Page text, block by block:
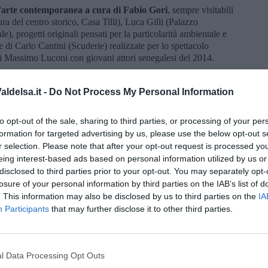
- Do Not Process My Personal Information
opt-out of the sale, sharing to third parties, or processing of your
for targeted advertising by us, please use the below opt-out
selection. Please note that after your opt-out request is processed
interest-based ads based on personal information utilized by us
to third parties prior to your opt-out. You may separately
of your personal information by third parties on the IAB’s list of
This information may also be disclosed by us to third parties on the
Participants that may further disclose it to other third parties.
Data Processing Opt Outs
contemporanea a cura di Fabio Gori, sempre visitabili
del centro storico, Casa Tilli), Luca Gilli (Palazzo
progetti originali pensati per la particolarità ambientale e
Carlo Cantini (Scuderie) realizzate per lo spettacolo
Luconi con giovani attori senegalesi del 2014.
iscriviti allaNewsletter QUInews - ToscanaMedia.
nella tua casella di posta.